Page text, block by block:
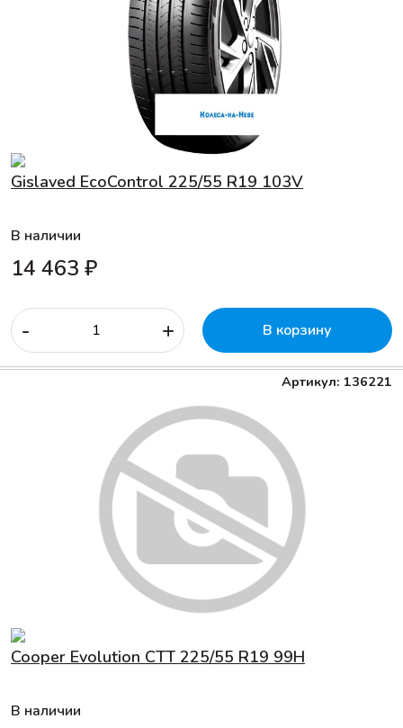
Gislaved EcoControl 225/55 R19 103V
В наличии
14 463 ₽
- + В корзину
Артикул: 136221
Cooper Evolution CTT 225/55 R19 99H
В наличии